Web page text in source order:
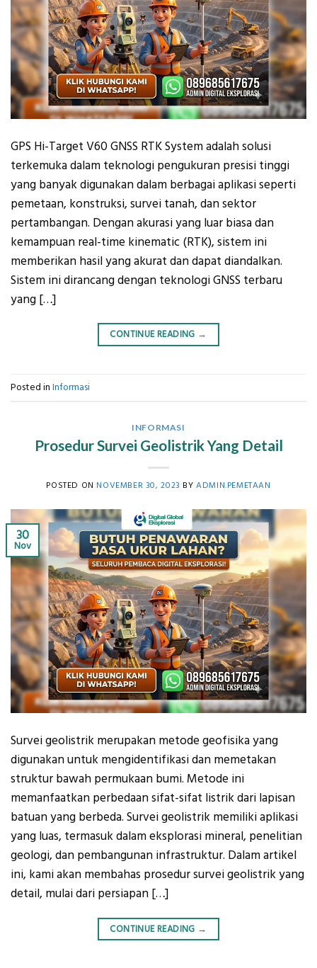
GPS Hi-Target V60 GNSS RTK System adalah solusi
terkemuka dalam teknologi pengukuran presisi tinggi
yang banyak digunakan dalam berbagai aplikasi seperti
pemetaan, konstruksi, survei tanah, dan sektor
pertambangan. Dengan akurasi yang luar biasa dan
kemampuan real-time kinematic (RTK), sistem ini
memberikan hasil yang akurat dan dapat diandalkan.
Sistem ini dirancang dengan teknologi GNSS terbaru
yang […]
CONTINUE READING →
Posted in Informasi
INFORMASI
Prosedur Survei Geolistrik Yang Detail
POSTED ON NOVEMBER 30, 2023 BYADMIN.PEMETAAN
30
Nov
Survei geolistrik merupakan metode geofisika yang
digunakan untuk mengidentifikasi dan memetakan
struktur bawah permukaan bumi. Metode ini
memanfaatkan perbedaan sifat-sifat listrik dari lapisan
batuan yang berbeda. Survei geolistrik memiliki aplikasi
yang luas, termasuk dalam eksplorasi mineral, penelitian
geologi, dan pembangunan infrastruktur. Dalam artikel
ini, kami akan membahas prosedur survei geolistrik yang
detail, mulai dari persiapan […]
CONTINUE READING →